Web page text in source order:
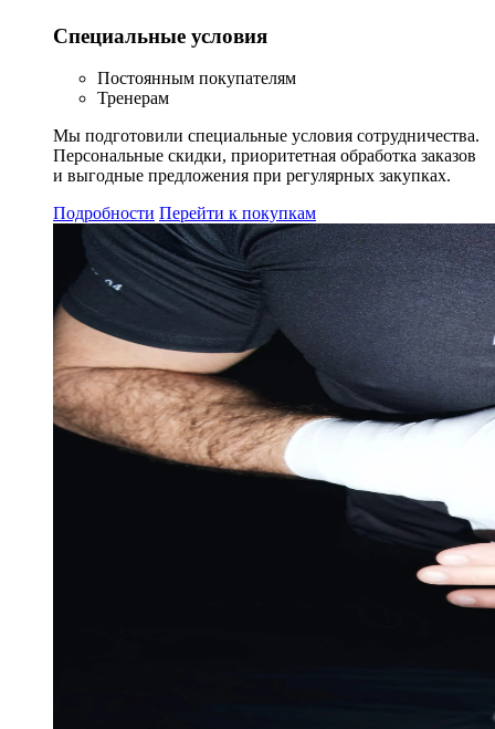
Специальные условия
Постоянным покупателям
Тренерам
Мы подготовили специальные условия сотрудничества.
Персональные скидки, приоритетная обработка заказов
и выгодные предложения при регулярных закупках.
Подробности Перейти к покупкам